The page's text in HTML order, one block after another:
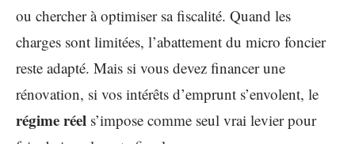
ou chercher à optimiser sa fiscalité. Quand les
charges sont limitées, l’abattement du micro foncier
reste adapté. Mais si vous devez financer une
rénovation, si vos intérêts d’emprunt s’envolent, le
régime réel s’impose comme seul vrai levier pour